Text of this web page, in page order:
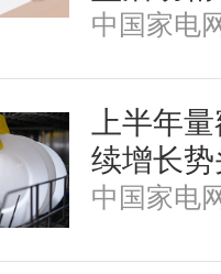
中国家电
上半年
续增长势
中国家电